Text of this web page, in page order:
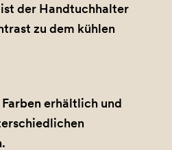
der Handtuchhalter
zu dem kühlen
erhältlich und